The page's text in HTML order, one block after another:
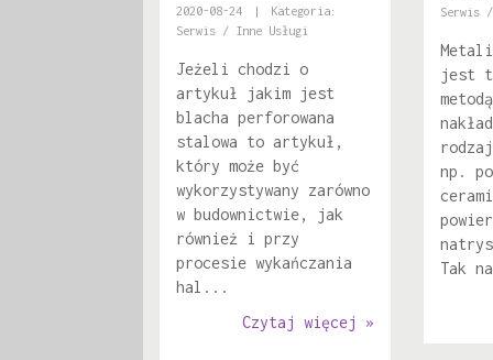
2020-08-24 |
Kategoria:
Serwis / Inne Usługi
Jeżeli chodzi o
artykuł jakim jest
blacha perforowana
stalowa to artykuł,
który może być
wykorzystywany zarówno
w budownictwie, jak
również i przy
procesie wykańczania
hal...
Czytaj więcej »
Serwis
jest
np.
Tak